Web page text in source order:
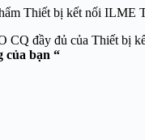
Thiết bị kết nối ILME
CO CQ đầy
của bạn “